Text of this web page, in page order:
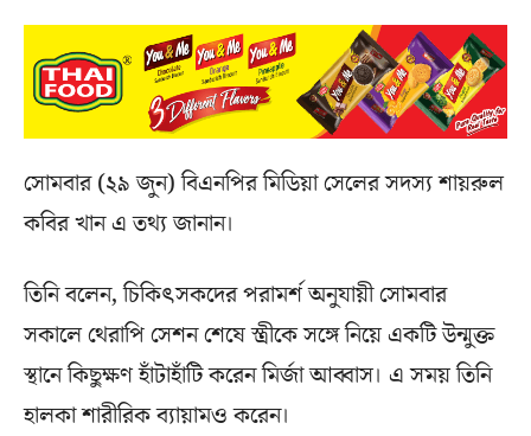
সোমবার (২৯ জুন) বিএনপির মিডিয়া সেলের সদস্য শায়রুল
কবির খান এ তথ্য জানান।
তিনি বলেন, চিকিৎসকদের পরামর্শ অনুযায়ী সোমবার
সকালে থেরাপি সেশন শেষে স্ত্রীকে সঙ্গে নিয়ে একটি উন্মুক্ত
স্থানে কিছুক্ষণ হাঁটাহাঁটি করেন মির্জা আব্বাস। এ সময় তিনি
হালকা শারীরিক ব্যায়ামও করেন।